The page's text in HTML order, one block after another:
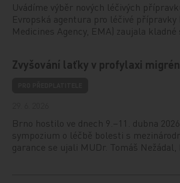
Uvádíme výběr nových léčivých
Evropská agentura pro léčivé přípravky
Medicines Agency, EMA) zaujala kladné
Zvyšování laťky v profylaxi
Brno hostilo ve dnech 9.–11. dubna 2026
sympozium o léčbě bolesti s
garance se ujali MUDr. Tomáš Nežádal,